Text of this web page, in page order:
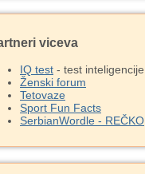
viceva
IQ test - test inteligencije
Ženski forum
Tetovaze
Sport Fun Facts
SerbianWordle - REČKO